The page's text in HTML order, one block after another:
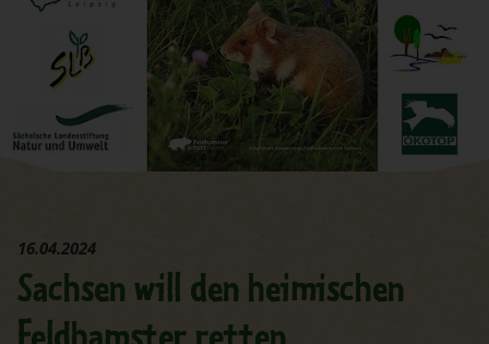
16.04.2024
Sachsen will den heimischen